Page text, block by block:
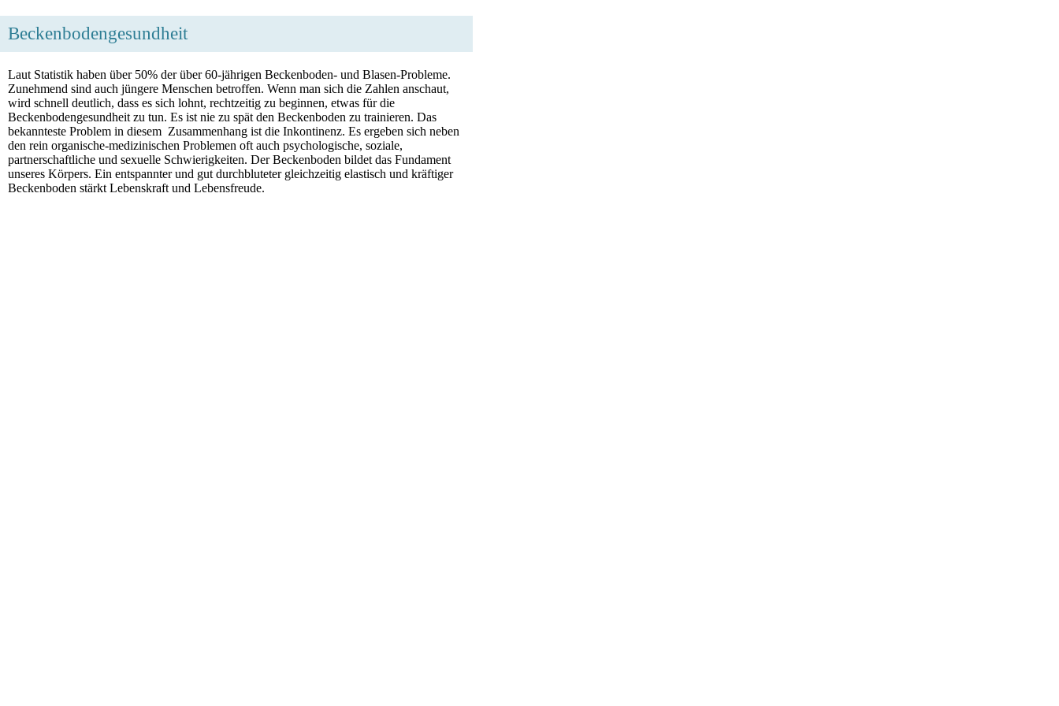
Beckenbodengesundheit
Laut Statistik haben über 50% der über 60-jährigen Beckenboden- und Blasen-Probleme.
Zunehmend sind auch jüngere Menschen betroffen. Wenn man sich die Zahlen anschaut,
wird schnell deutlich, dass es sich lohnt, rechtzeitig zu beginnen, etwas für die
Beckenbodengesundheit zu tun. Es ist nie zu spät den Beckenboden zu trainieren. Das
bekannteste Problem in diesem Zusammenhang ist die Inkontinenz. Es ergeben sich neben
den rein organische-medizinischen Problemen oft auch psychologische, soziale,
partnerschaftliche und sexuelle Schwierigkeiten. Der Beckenboden bildet das Fundament
unseres Körpers. Ein entspannter und gut durchbluteter gleichzeitig elastisch und kräftiger
Beckenboden stärkt Lebenskraft und Lebensfreude.